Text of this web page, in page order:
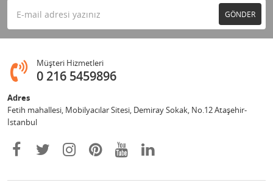
GÖNDER
Müşteri Hizmetleri
0 216 5459896
Adres
Fetih mahallesi, Mobilyacılar Sitesi, Demiray Sokak, No.12 Ataşehir-
İstanbul